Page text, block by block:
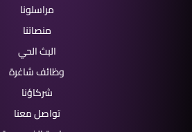
مراسلونا
منصاتنا
البث الحي
وظائف شاغرة
شركاؤنا
تواصل معنا